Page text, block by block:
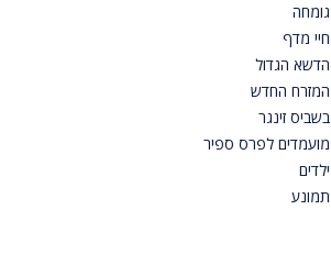
גומחה
חיי מדף
הדשא הגדול
המזרח החדש
בשביס זינגר
מועמדים לפרס ספיר
ילדים
תמונע